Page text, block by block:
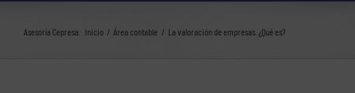
Asesoría Cepresa: Inicio Área contable La valoración de empresas. ¿Qué es?